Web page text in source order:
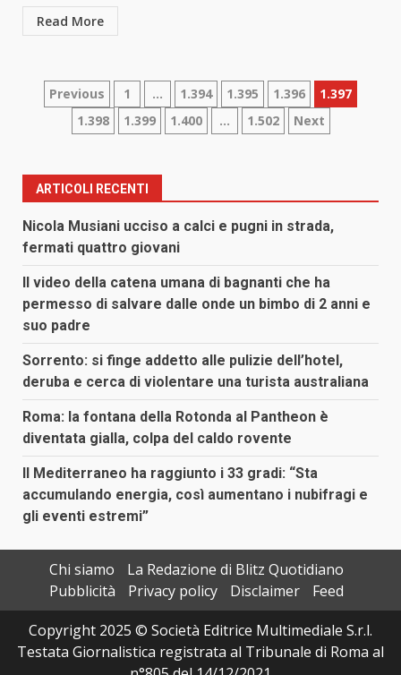
Read More
Paginazione
degli
articoli
Previous 1 … 1.394 1.395 1.396
1.397
1.398
1.399 1.400 … 1.502 Next
ARTICOLI RECENTI
Nicola Musiani ucciso a calci e pugni in strada,
fermati quattro giovani
Il video della catena umana di bagnanti che ha
permesso di salvare dalle onde un bimbo di 2 anni e
suo padre
Sorrento: si finge addetto alle pulizie dell’hotel,
deruba e cerca di violentare una turista australiana
Roma: la fontana della Rotonda al Pantheon è
diventata gialla, colpa del caldo rovente
Il Mediterraneo ha raggiunto i 33 gradi: “Sta
accumulando energia, così aumentano i nubifragi e
gli eventi estremi”
Chi siamo
La Redazione di Blitz Quotidiano
Pubblicità
Privacy policy Disclaimer
Feed
Copyright 2025 © Società Editrice Multimediale S.r.l.
Testata Giornalistica registrata al Tribunale di Roma al